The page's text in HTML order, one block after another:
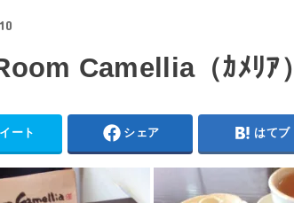
Camellia（ｶﾒﾘｱ）
ート シェア はてブ